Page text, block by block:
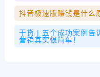
抖音极速版赚钱是什么
干货 | 五个成功案例告
营销其实很简单！